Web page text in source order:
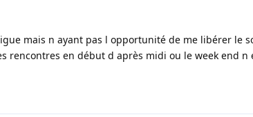
mais n ayant pas l opportunité de me libérer le
rencontres en début d après midi ou le week end n